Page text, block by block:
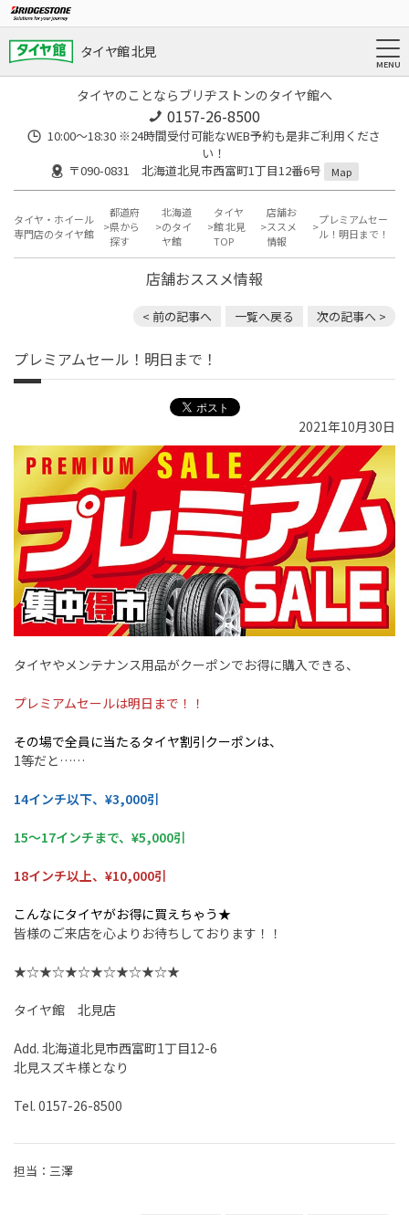
タイヤ館 北見
タイヤのことならブリヂストンのタイヤ館へ
0157-26-8500
10:00～18:30 ※24時間受付可能なWEB予約も是非ご利用くださ
い！
〒090-0831 北海道北見市西富町1丁目12番6号
Map
タイヤ・ホイール
専門店のタイヤ館
都道府
県から
探す
北海道
のタイ
ヤ館
タイヤ
館 北見
TOP
店舗お
ススメ
情報
プレミアムセー
ル！明日まで！
店舗おススメ情報
< 前の記事へ 一覧へ戻る 次の記事へ >
プレミアムセール！明日まで！
2021年10月30日
タイヤやメンテナンス用品がクーポンでお得に購入できる、
プレミアムセールは明日まで！！
その場で全員に当たるタイヤ割引クーポンは、
1等だと……
14インチ以下、¥3,000引
15〜17インチまで、¥5,000引
18インチ以上、¥10,000引
こんなにタイヤがお得に買えちゃう★
皆様のご来店を心よりお待ちしております！！
★☆★☆★☆★☆★☆★☆★
タイヤ館 北見店
Add. 北海道北見市西富町1丁目12-6
北見スズキ様となり
Tel. 0157-26-8500
担当：三澤